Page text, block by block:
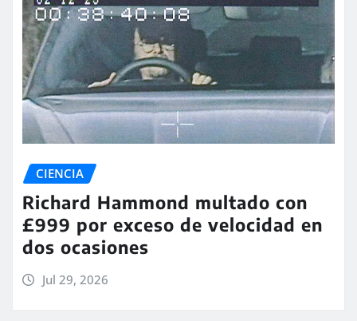
CIENCIA
Richard Hammond multado con
£999 por exceso de velocidad en
dos ocasiones
Jul 29, 2026